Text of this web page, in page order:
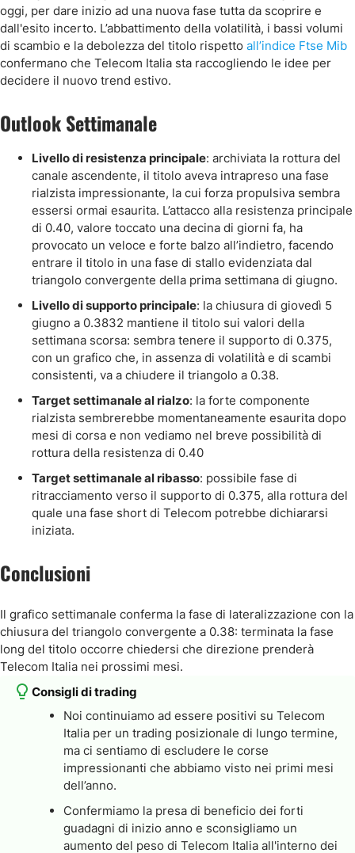
oggi, per dare inizio ad una nuova fase tutta da scoprire e
dall'esito incerto. L’abbattimento della volatilità, i bassi volumi
di scambio e la debolezza del titolo rispetto all’indice Ftse Mib
confermano che Telecom Italia sta raccogliendo le idee per
decidere il nuovo trend estivo.
Outlook Settimanale
Livello di resistenza principale: archiviata la rottura del
canale ascendente, il titolo aveva intrapreso una fase
rialzista impressionante, la cui forza propulsiva sembra
essersi ormai esaurita. L’attacco alla resistenza principale
di 0.40, valore toccato una decina di giorni fa, ha
provocato un veloce e forte balzo all’indietro, facendo
entrare il titolo in una fase di stallo evidenziata dal
triangolo convergente della prima settimana di giugno.
Livello di supporto principale: la chiusura di giovedì 5
giugno a 0.3832 mantiene il titolo sui valori della
settimana scorsa: sembra tenere il supporto di 0.375,
con un grafico che, in assenza di volatilità e di scambi
consistenti, va a chiudere il triangolo a 0.38.
Target settimanale al rialzo: la forte componente
rialzista sembrerebbe momentaneamente esaurita dopo
mesi di corsa e non vediamo nel breve possibilità di
rottura della resistenza di 0.40
Target settimanale al ribasso: possibile fase di
ritracciamento verso il supporto di 0.375, alla rottura del
quale una fase short di Telecom potrebbe dichiararsi
iniziata.
Conclusioni
Il grafico settimanale conferma la fase di lateralizzazione con la
chiusura del triangolo convergente a 0.38: terminata la fase
long del titolo occorre chiedersi che direzione prenderà
Telecom Italia nei prossimi mesi.
Consigli di trading
Noi continuiamo ad essere positivi su Telecom
Italia per un trading posizionale di lungo termine,
ma ci sentiamo di escludere le corse
impressionanti che abbiamo visto nei primi mesi
dell’anno.
Confermiamo la presa di beneficio dei forti
guadagni di inizio anno e sconsigliamo un
aumento del peso di Telecom Italia all'interno dei